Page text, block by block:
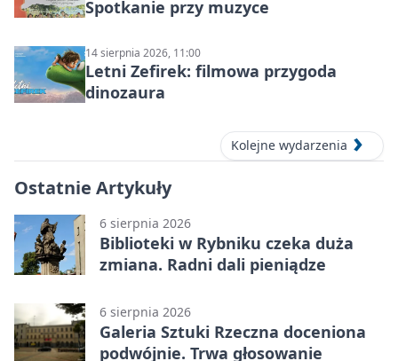
Spotkanie przy muzyce
14 sierpnia 2026, 11:00
Letni Zefirek: filmowa przygoda
dinozaura
Kolejne wydarzenia
Ostatnie Artykuły
6 sierpnia 2026
Biblioteki w Rybniku czeka duża
zmiana. Radni dali pieniądze
6 sierpnia 2026
Galeria Sztuki Rzeczna doceniona
podwójnie. Trwa głosowanie